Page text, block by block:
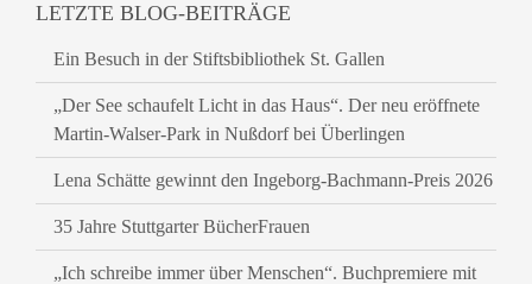
LETZTE BLOG-BEITRÄGE
Ein Besuch in der Stiftsbibliothek St. Gallen
„Der See schaufelt Licht in das Haus“. Der neu eröffnete
Martin-Walser-Park in Nußdorf bei Überlingen
Lena Schätte gewinnt den Ingeborg-Bachmann-Preis 2026
35 Jahre Stuttgarter BücherFrauen
„Ich schreibe immer über Menschen“. Buchpremiere mit